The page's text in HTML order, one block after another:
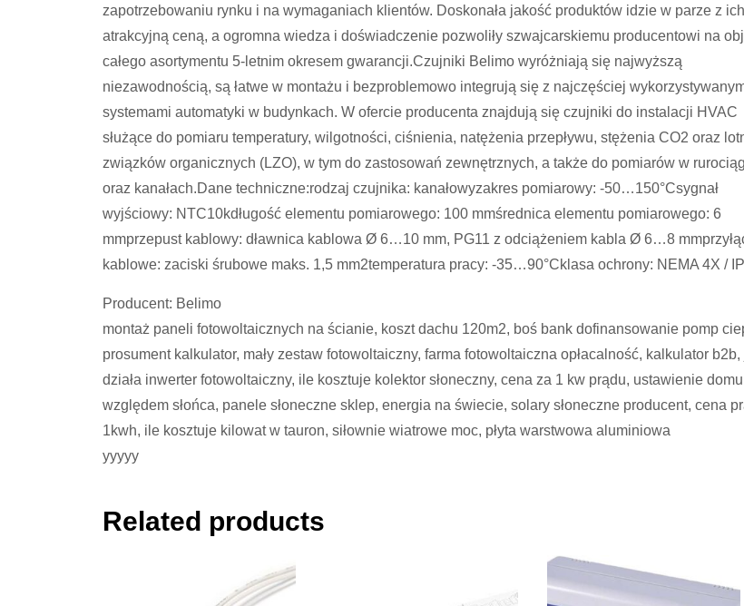
zapotrzebowaniu rynku i na wymaganiach klientów. Doskonała jakość produktów idzie w parze z ich
atrakcyjną ceną, a ogromna wiedza i doświadczenie pozwoliły szwajcarskiemu producentowi na
całego asortymentu 5-letnim okresem gwarancji.Czujniki Belimo wyróżniają się najwyższą
niezawodnością, są łatwe w montażu i bezproblemowo integrują się z najczęściej
systemami automatyki w budynkach. W ofercie producenta znajdują się czujniki do instalacji HVAC
służące do pomiaru temperatury, wilgotności, ciśnienia, natężenia przepływu, stężenia CO2 oraz
związków organicznych (LZO), w tym do zastosowań zewnętrznych, a także do pomiarów w
oraz kanałach.Dane techniczne:rodzaj czujnika: kanałowyzakres pomiarowy: -50…150°Csygnał
wyjściowy: NTC10kdługość elementu pomiarowego: 100 mmśrednica elementu pomiarowego: 6
mmprzepust kablowy: dławnica kablowa Ø 6…10 mm, PG11 z odciążeniem kabla Ø 6…8
kablowe: zaciski śrubowe maks. 1,5 mm2temperatura pracy: -35…90°Cklasa ochrony: NEMA 4X /
Producent: Belimo
montaż paneli fotowoltaicznych na ścianie, koszt dachu 120m2, boś bank dofinansowanie pomp
prosument kalkulator, mały zestaw fotowoltaiczny, farma fotowoltaiczna opłacalność, kalkulator b2b,
działa inwerter fotowoltaiczny, ile kosztuje kolektor słoneczny, cena za 1 kw prądu, ustawienie domu
względem słońca, panele słoneczne sklep, energia na świecie, solary słoneczne producent, cena
1kwh, ile kosztuje kilowat w tauron, siłownie wiatrowe moc, płyta warstwowa aluminiowa
yyyyy
Related products